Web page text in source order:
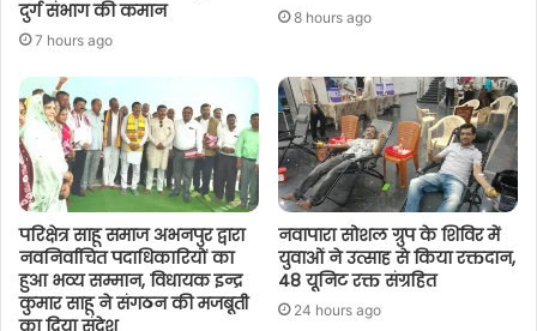
दुर्ग संभाग की कमान
7 hours ago
8 hours ago
परिक्षेत्र साहू समाज अभनपुर द्वारा
नवनिर्वाचित पदाधिकारियों का
हुआ भव्य सम्मान, विधायक इन्द्र
कुमार साहू ने संगठन की मजबूती
का दिया संदेश
नवापारा सोशल ग्रुप के शिविर में
युवाओं ने उत्साह से किया रक्तदान,
48 यूनिट रक्त संग्रहित
24 hours ago